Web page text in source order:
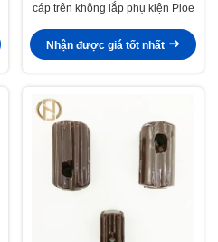
cáp trên không lắp phụ kiện Ploe
Nhận được giá tốt nhất